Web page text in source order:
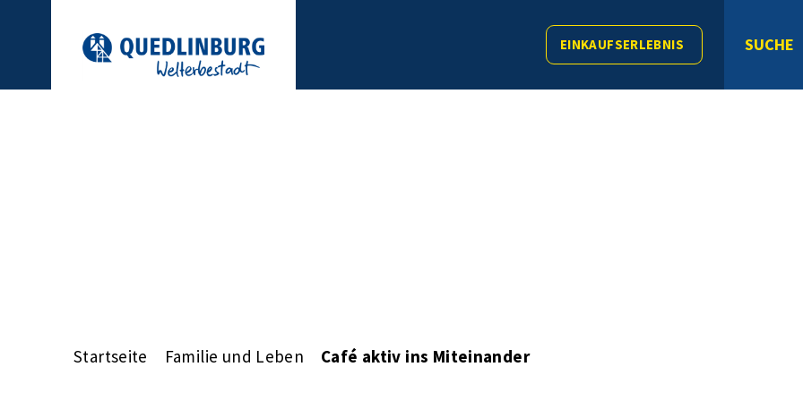
EINKAUFSERLEBNIS SUCHE
Startseite Familie und Leben Café aktiv ins Miteinander